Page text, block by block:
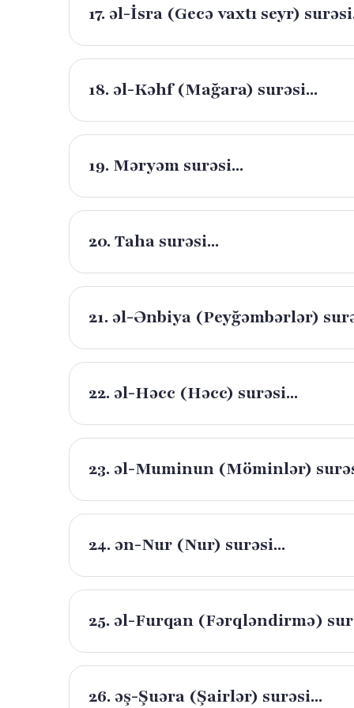
17. əl-İsra (Gecə vaxtı seyr)
18. əl-Kəhf (Mağara) surəsi...
19. Məryəm surəsi...
20. Taha surəsi...
21. əl-Ənbiya (Peyğəmbərlər)
22. əl-Həcc (Həcc) surəsi...
23. əl-Muminun (Möminlər)
24. ən-Nur (Nur) surəsi...
25. əl-Furqan (Fərqləndirmə)
26. əş-Şuəra (Şairlər) surəsi...